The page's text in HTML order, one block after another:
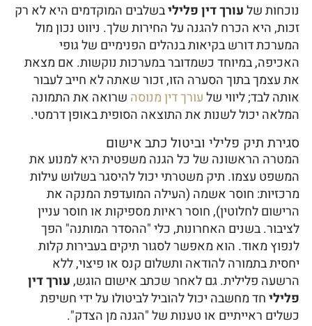
נוכחות שלעורך דין פליליבשלבים המוקדמים היא לא רק
זכות, היא הכרח להגנה על החירות שלך. ניווט נכון מול
המערכת דורש בקיאות בנהלים הפנימיים של גופי
האכיפה, במיוחד כשמדובר במערכות נוקשות. אם מצאת
את עצמך בתוך הסערה הזו, זכור שאתה לא חייב לעבור
אותה לבד; ליווי שלעורך דין מנוסה שרואה את התמונה
המלאה יכול לשנות את התוצאה הסופית באופן דרמטי.
סגירת תיק פלילי וביטול כתב אישום
המטרה הראשונה של כל הגנה משפטית היא למנוע את
המשפט עצמו. תיק משטרתי יכול להיסגר בשלוש עילות
מרכזיות: חוסר אשמה (העילה המועדפת המנקה את
הרישום לחלוטין), חוסר ראיות מספיקות או חוסר עניין
לציבור. בשנים האחרונות, כלי "ההסדר המותנה" הפך
לנפוץ מאוד. הוא מאפשר לסגור תיקים בעבירות קלות
יחסית בתמורה להודאה ותשלום קנס או פיצוי, ללא
הרשעה פלילית. גם לאחר שכתב אישום הוגש,עורך דין
פליליחד מחשבה יכול להוביל לביטולו על ידי חשיפת
כשלים ראייתיים או טענות של "הגנה מן הצדק".